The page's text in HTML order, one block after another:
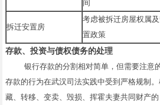
间
拆迁安置房
考虑被拆迁房屋权属
置政策
存款、投资与债权债务的处理
银行存款的分割相对简单，但需要注意
存款的行为在武汉司法实践中受到严格规制
藏、转移、变卖、毁损、挥霍夫妻共同财产